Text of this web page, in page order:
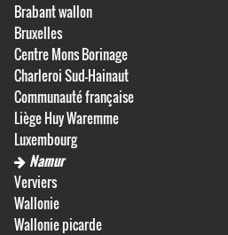
Brabant wallon
Bruxelles
Centre Mons Borinage
Charleroi Sud-Hainaut
Communauté française
Liège Huy Waremme
Luxembourg
Namur
Verviers
Wallonie
Wallonie picarde